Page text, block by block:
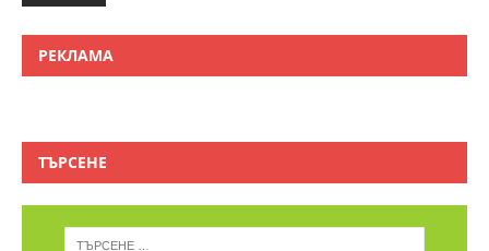
РЕКЛАМА
ТЪРСЕНЕ